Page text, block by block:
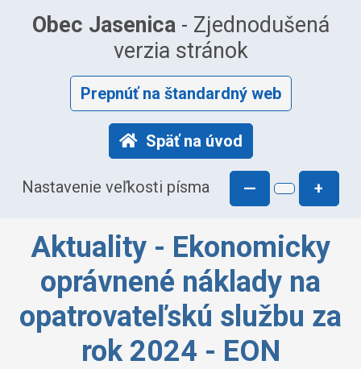
Obec Jasenica- Zjednodušená
verzia stránok
Prepnúť na štandardný web
Späť na úvod
Nastavenie veľkosti písma — +
Aktuality - Ekonomicky
oprávnené náklady na
opatrovateľskú službu za
rok 2024 - EON